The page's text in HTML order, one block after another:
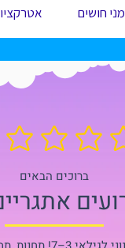
חושים
אין עדיין
ברוכים הבאים